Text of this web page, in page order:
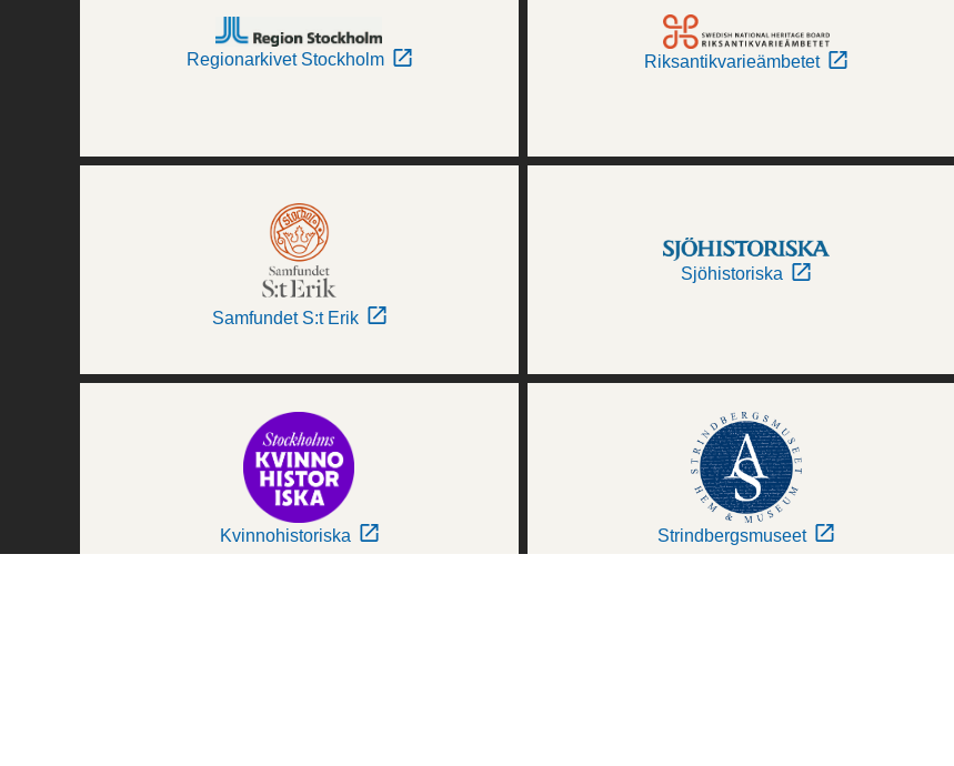
Regionarkivet Stockholm Riksantikvarieämbetet
Samfundet S:t Erik
Sjöhistoriska
Kvinnohistoriska Strindbergsmuseet